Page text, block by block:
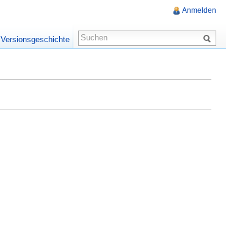
Anmelden
Versionsgeschichte